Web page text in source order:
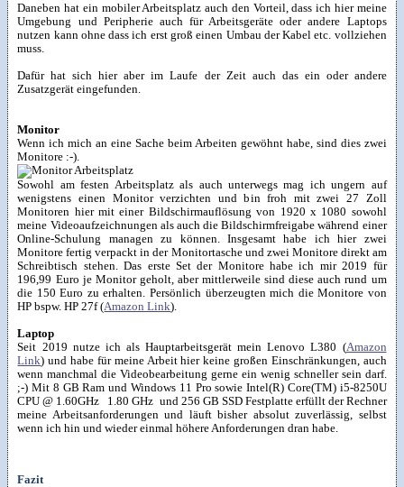
Daneben hat ein mobiler Arbeitsplatz auch den Vorteil, dass ich hier meine
Umgebung und Peripherie auch für Arbeitsgeräte oder andere Laptops
nutzen kann ohne dass ich erst groß einen Umbau der Kabel etc. vollziehen
muss.
Dafür hat sich hier aber im Laufe der Zeit auch das ein oder andere
Zusatzgerät eingefunden.
Monitor
Wenn ich mich an eine Sache beim Arbeiten gewöhnt habe, sind dies zwei
Monitore :-).
Sowohl am festen Arbeitsplatz als auch unterwegs mag ich ungern auf
wenigstens einen Monitor verzichten und bin froh mit zwei 27 Zoll
Monitoren hier mit einer Bildschirmauflösung von 1920 x 1080 sowohl
meine Videoaufzeichnungen als auch die Bildschirmfreigabe während einer
Online-Schulung managen zu können. Insgesamt habe ich hier zwei
Monitore fertig verpackt in der Monitortasche und zwei Monitore direkt am
Schreibtisch stehen. Das erste Set der Monitore habe ich mir 2019 für
196,99 Euro je Monitor geholt, aber mittlerweile sind diese auch rund um
die 150 Euro zu erhalten. Persönlich überzeugten mich die Monitore von
HP bspw. HP 27f (Amazon Link).
Laptop
Seit 2019 nutze ich als Hauptarbeitsgerät mein Lenovo L380 (Amazon
Link) und habe für meine Arbeit hier keine großen Einschränkungen, auch
wenn manchmal die Videobearbeitung gerne ein wenig schneller sein darf.
;-) Mit 8 GB Ram und Windows 11 Pro sowie Intel(R) Core(TM) i5-8250U
CPU @ 1.60GHz 1.80 GHz und 256 GB SSD Festplatte erfüllt der Rechner
meine Arbeitsanforderungen und läuft bisher absolut zuverlässig, selbst
wenn ich hin und wieder einmal höhere Anforderungen dran habe.
Fazit